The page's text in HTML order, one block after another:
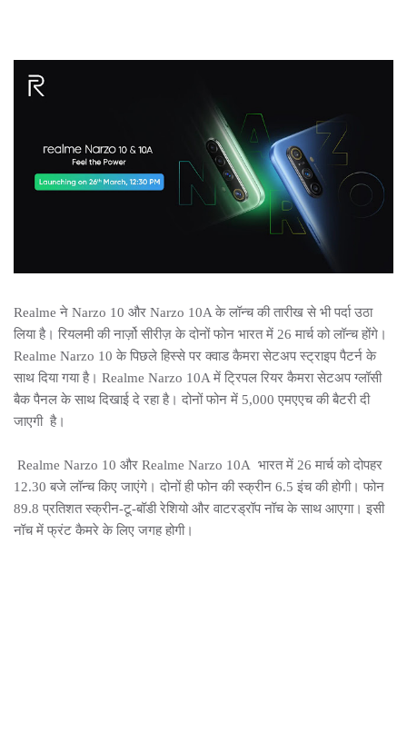
Realme ने Narzo 10 और Narzo 10A के लॉन्च की तारीख से भी पर्दा उठा
लिया है। रियलमी की नार्ज़ो सीरीज़ के दोनों फोन भारत में 26 मार्च को लॉन्च होंगे।
Realme Narzo 10 के पिछले हिस्से पर क्वाड कैमरा सेटअप स्ट्राइप पैटर्न के
साथ दिया गया है। Realme Narzo 10A में ट्रिपल रियर कैमरा सेटअप ग्लॉसी
बैक पैनल के साथ दिखाई दे रहा है। दोनों फोन में 5,000 एमएएच की बैटरी दी
जाएगी है।
Realme Narzo 10 और Realme Narzo 10A भारत में 26 मार्च को दोपहर
12.30 बजे लॉन्च किए जाएंगे। दोनों ही फोन की स्क्रीन 6.5 इंच की होगी। फोन
89.8 प्रतिशत स्क्रीन-टू-बॉडी रेशियो और वाटरड्रॉप नॉच के साथ आएगा। इसी
नॉच में फ्रंट कैमरे के लिए जगह होगी।